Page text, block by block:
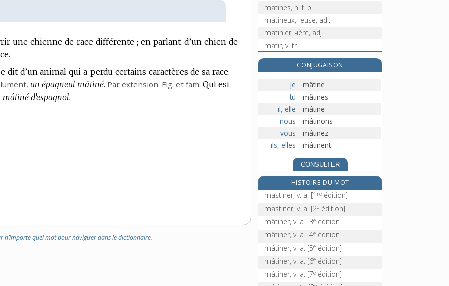
une chienne de race différente ; en parlant d’un chien de
dit d’un animal qui a perdu certains caractères de sa race.
, un épagneul mâtiné. Par extension. Fig. etfam. Qui est
d’espagnol.
n’importe quel mot pour naviguer dans le dictionnaire.
matines, n. f. pl.
matineux, -euse, adj.
matinier, -ière, adj.
matir, v. tr.
matité, n. f.
matoir, n. m.
matois, -oise, adj.
matoisement, adv.[2
matoiserie, n. f.
CONJUGAISON
je
mâtine
tu
mâtines
il, elle
mâtine
nous
mâtinons
vous
mâtinez
ils, elles
mâtinent
CONSULTER
HISTOIRE DU MOT
mastiner, v. a. [1 re édition]
mastiner, v. a. [2e édition]
mâtiner, v. a. [3e édition]
mâtiner, v. a. [4e édition]
mâtiner, v. a. [5e édition]
mâtiner, v. a. [6e édition]
mâtiner, v. a. [7e édition]